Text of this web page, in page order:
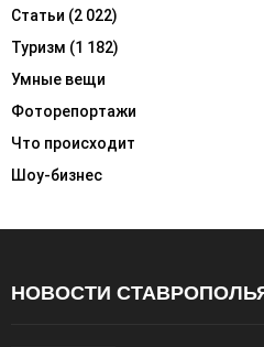
Статьи (2 022)
Туризм (1 182)
Умные вещи
Фоторепортажи
Что происходит
Шоу-бизнес
НОВОСТИ